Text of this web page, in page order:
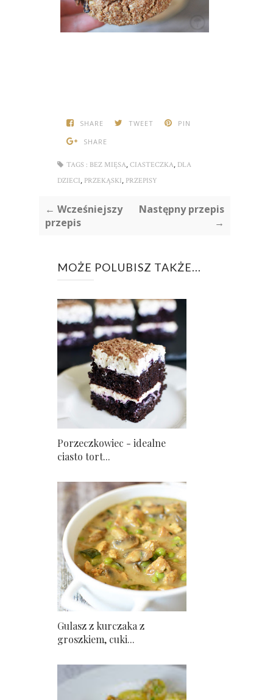
SHARE TWEET
PIN
SHARE
TAGS : BEZ MIĘSA, CIASTECZKA, DLA
DZIECI, PRZEKĄSKI, PRZEPISY
← Wcześniejszy
przepis
Następny przepis
→
MOŻE POLUBISZ TAKŻE...
Porzeczkowiec - idealne
ciasto tort...
Gulasz z kurczaka z
groszkiem, cuki...